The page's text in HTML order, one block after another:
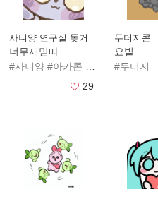
사니양 연구실 돚거
너무재믿따
#사니양 #아카콘 #귀여운
29
두더지콘
요빌
#두더지